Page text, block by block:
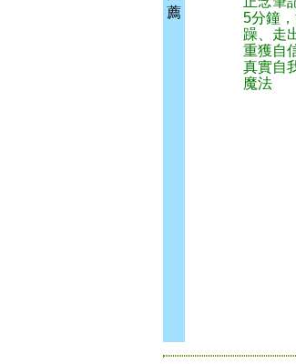
薦
5分鐘
躁、走
重獲自
真實自
魔法